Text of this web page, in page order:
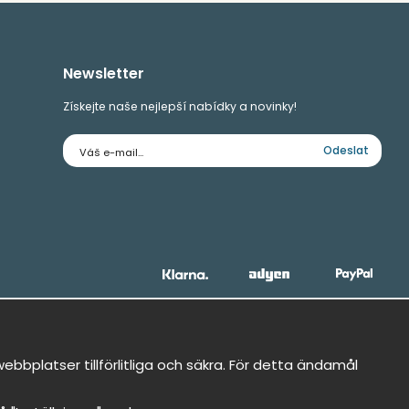
Newsletter
Získejte naše nejlepší nabídky a novinky!
E-
mailová
Odeslat
tillförlitliga och säkra. För detta ändamål